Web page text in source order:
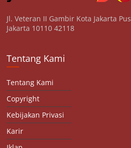
Jl. Veteran II Gambir Kota Jakarta
Jakarta 10110 42118
Tentang Kami
Tentang Kami
Copyright
Kebijakan Privasi
Karir